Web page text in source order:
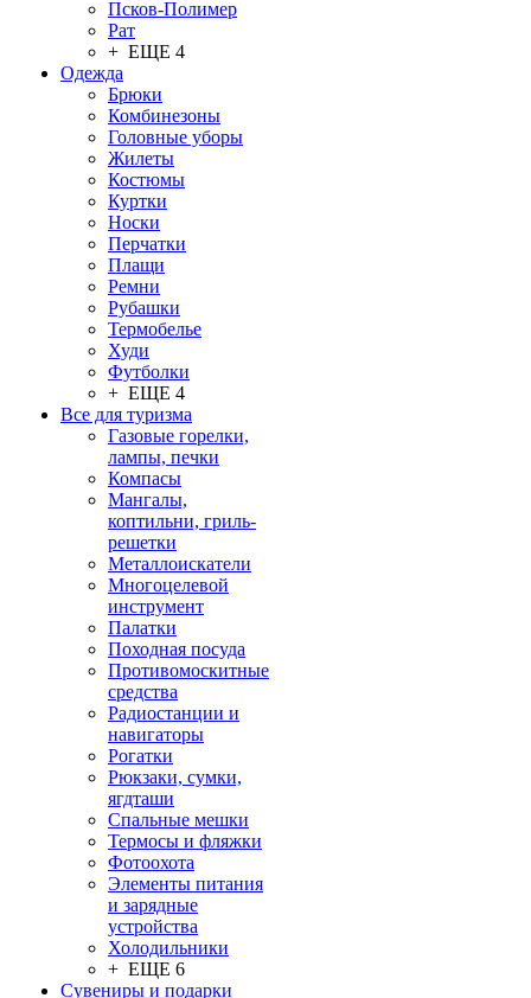
Псков-Полимер
Рат
+ ЕЩЕ 4
Одежда
Брюки
Комбинезоны
Головные уборы
Жилеты
Костюмы
Куртки
Носки
Перчатки
Плащи
Ремни
Рубашки
Термобелье
Худи
Футболки
+ ЕЩЕ 4
Все для туризма
Газовые горелки,
лампы, печки
Компасы
Мангалы,
коптильни, гриль-
решетки
Металлоискатели
Многоцелевой
инструмент
Палатки
Походная посуда
Противомоскитные
средства
Радиостанции и
навигаторы
Рогатки
Рюкзаки, сумки,
ягдташи
Спальные мешки
Термосы и фляжки
Фотоохота
Элементы питания
и зарядные
устройства
Холодильники
+ ЕЩЕ 6
Сувениры и подарки